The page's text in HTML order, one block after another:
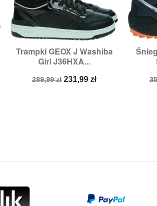
Trampki GEOX J Washiba
Girl J36HXA...
Cena
289,99 zł Cena
231,99 zł
Szybki podgląd
Rozmiary:34